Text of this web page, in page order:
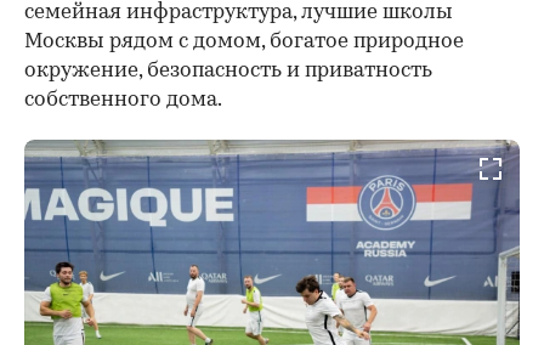
семейная инфраструктура, лучшие школы
Москвы рядом с домом, богатое природное
окружение, безопасность и приватность
собственного дома.